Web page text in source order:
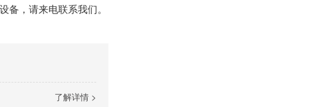
备，请来电联系我们。
了解详情 >